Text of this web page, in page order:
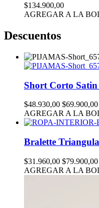
$134.900,00
AGREGAR A LA
Descuentos
Short Corto
$48.930,00 $69.900,00
AGREGAR A LA
Bralette
$31.960,00 $79.900,00
AGREGAR A LA